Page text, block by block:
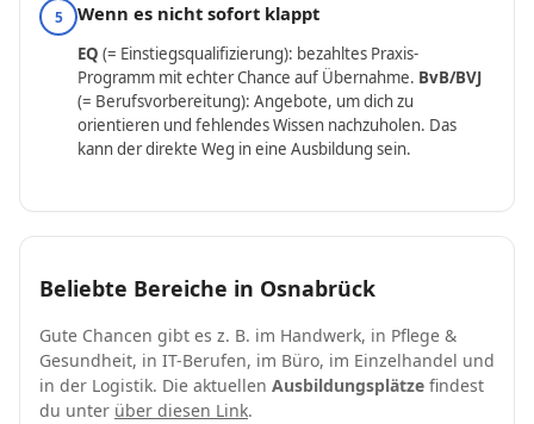
5 Wenn es nicht sofort klappt
EQ (= Einstiegsqualifizierung): bezahltes Praxis-
Programm mit echter Chance auf Übernahme. BvB/BVJ
(= Berufsvorbereitung): Angebote, um dich zu
orientieren und fehlendes Wissen nachzuholen. Das
kann der direkte Weg in eine Ausbildung sein.
Beliebte Bereiche in Osnabrück
Gute Chancen gibt es z. B. im Handwerk, in Pflege &
Gesundheit, in IT-Berufen, im Büro, im Einzelhandel und
in der Logistik. Die aktuellen Ausbildungsplätze findest
du unter über diesen Link.